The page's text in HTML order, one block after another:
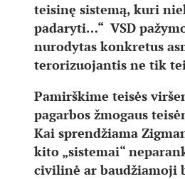
teisinę sistemą, kuri
padaryti…“ VSD
nurodytas konkretus
terorizuojantis ne tik
Pamirškime teisės
pagarbos žmogaus
Kai sprendžiama
kito „sistemai“
civilinė ar baudžiamoji